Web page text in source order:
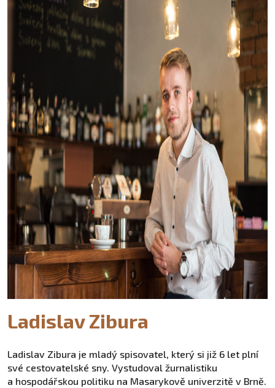
Ladislav Zibura
Ladislav Zibura je mladý spisovatel, který si již 6 let plní
své cestovatelské sny. Vystudoval žurnalistiku
a hospodářskou politiku na Masarykově univerzitě v Brně.